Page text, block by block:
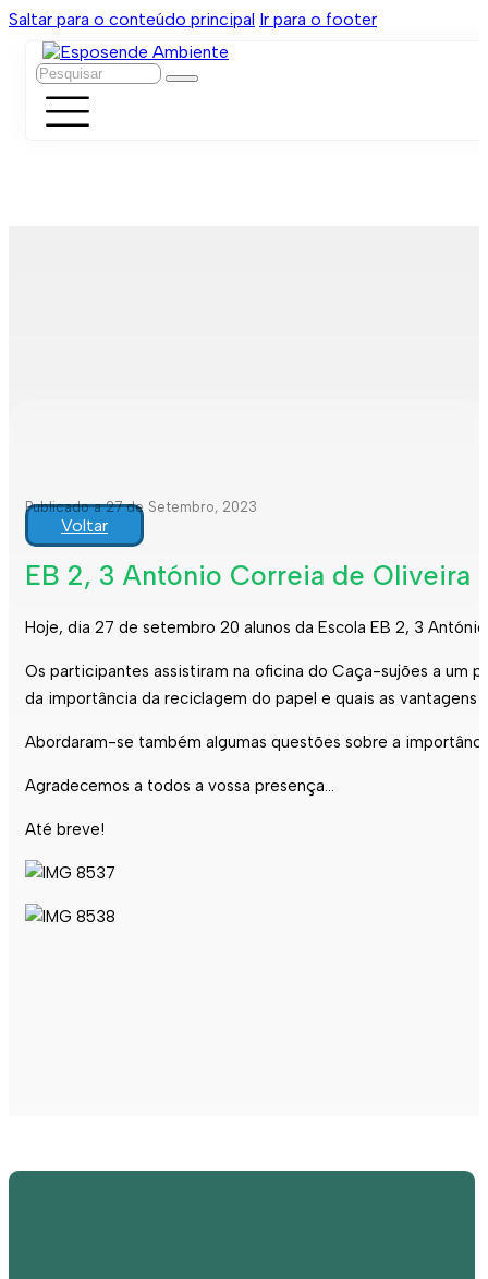
Saltar para o conteúdo principal Ir para o footer
Pesquisar
Publicado a 27 de Setembro, 2023
Voltar
EB 2, 3 António Correia de
Hoje, dia 27 de setembro 20 alunos da Escola EB 2, 3
Os participantes assistiram na oficina do Caça-sujões a um
da importância da reciclagem do papel e quais as
Abordaram-se também algumas questões sobre a
Agradecemos a todos a vossa presença…
Até breve!